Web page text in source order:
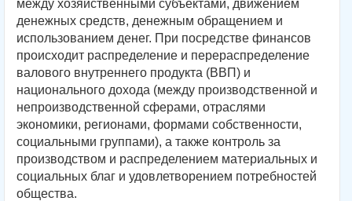
между хозяйственными субъектами, движением
денежных средств, денежным обращением и
использованием денег. При посредстве финансов
происходит распределение и перераспределение
валового внутреннего продукта (ВВП) и
национального дохода (между производственной и
непроизводственной сферами, отраслями
экономики, регионами, формами собственности,
социальными группами), а также контроль за
производством и распределением материальных и
социальных благ и удовлетворением потребностей
общества.